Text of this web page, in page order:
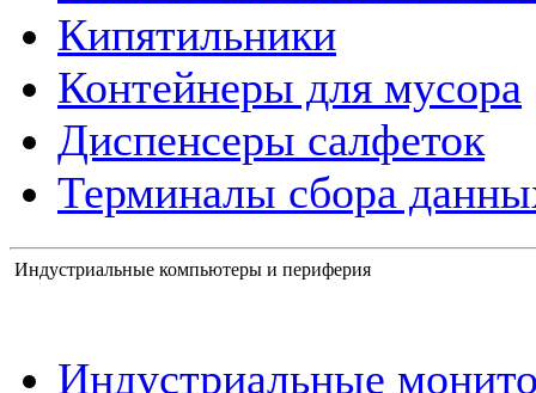
Кипятильники
Контейнеры для мусора
Диспенсеры салфеток
Терминалы сбора
Индустриальные компьютеры и периферия
Индустриальные